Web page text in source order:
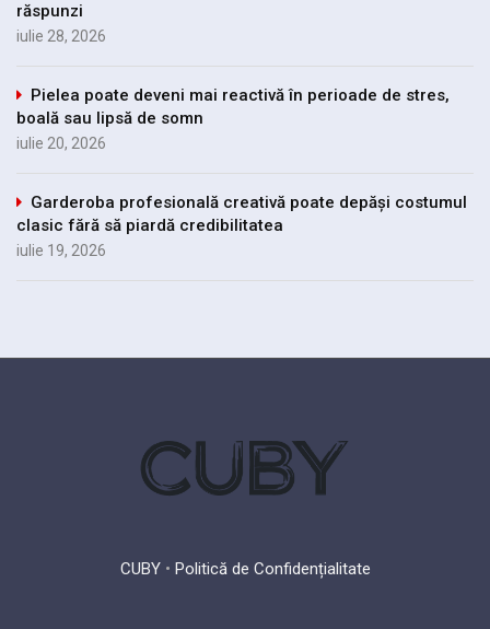
răspunzi
iulie 28, 2026
Pielea poate deveni mai reactivă în perioade de stres,
boală sau lipsă de somn
iulie 20, 2026
Garderoba profesională creativă poate depăși costumul
clasic fără să piardă credibilitatea
iulie 19, 2026
CUBY• Politică de Confidențialitate